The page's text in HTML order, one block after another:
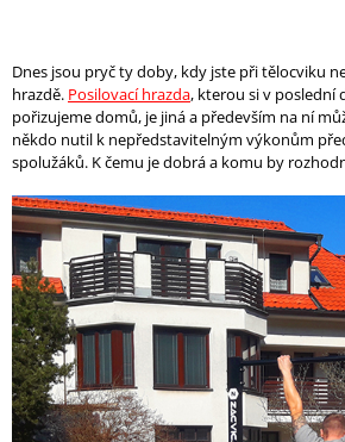
Dnes jsou pryč ty doby, kdy jste při tělocviku
hrazdě. Posilovací hrazda, kterou si v poslední
pořizujeme domů, je jiná a především na ní
někdo nutil k nepředstavitelným výkonům
spolužáků. K čemu je dobrá a komu by